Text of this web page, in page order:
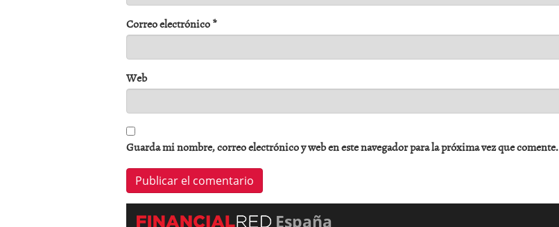
Correo electrónico*
Web
Guarda mi nombre, correo electrónico y web en este navegador para la próxima vez que comente.
España